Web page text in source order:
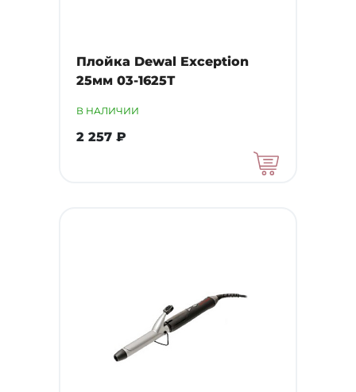
Плойка Dewal Exception
25мм 03-1625Т
В НАЛИЧИИ
2 257 ₽